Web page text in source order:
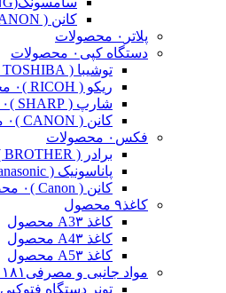
کانن ( CANON )
پلاتر ۰ محصولات
دستگاه کپی ۰ محصولات
توشیبا ( TOSHIBA )
ریکو ( RICOH )
۰ محصولات
شارپ ( SHARP )
۰ محصولات
کانن ( CANON )
۰ محصولات
فکس ۰ محصولات
برادر ( BROTHER )
پاناسونیک ( panasonic )
کانن ( Canon )
۰ محصولات
کاغذ۹ محصول
کاغذ A3 ۳ محصول
کاغذ A4 ۳ محصول
کاغذ A5 ۳ محصول
مواد جانبی و مصرفی ۱۸۱ محصول
تونر دستگاه فتوکپی